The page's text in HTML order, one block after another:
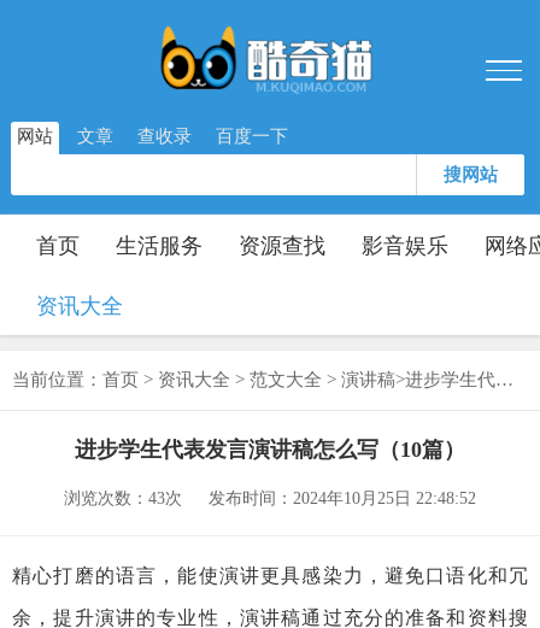
网站 文章 查收录 百度一下
搜网站
首页 生活服务 资源查找 影音娱乐 网络
资讯大全
当前位置： 首页 > 资讯大全 > 范文大全 > 演讲稿>进步学生代表发言演讲稿怎么写（10篇）
进步学生代表发言演讲稿怎么写（10篇）
浏览次数：43次 发布时间：2024年10月25日 22:48:52
精心打磨的语言，能使演讲更具感染力，避免口语化和冗
余，提升演讲的专业性，演讲稿通过充分的准备和资料搜